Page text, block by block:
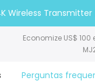
4K Wireless
Economize US$
Perguntas